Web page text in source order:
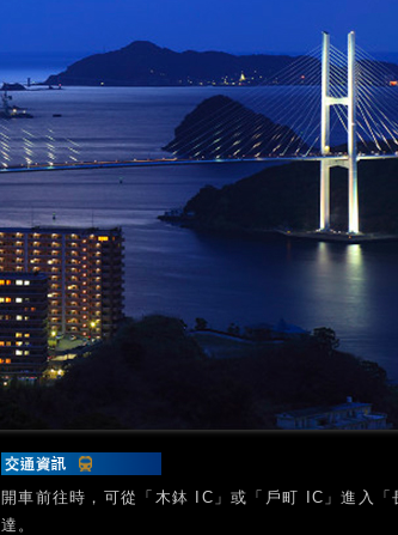
開車前往時，可從「木鉢 IC」或「戶町 IC」進入「
達。